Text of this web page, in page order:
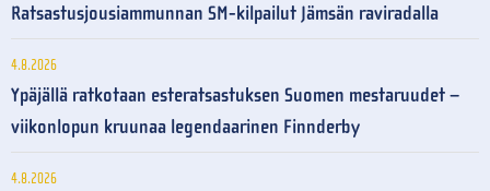
Ratsastusjousiammunnan SM-kilpailut Jämsän raviradalla
4.8.2026
Ypäjällä ratkotaan esteratsastuksen Suomen mestaruudet –
viikonlopun kruunaa legendaarinen Finnderby
4.8.2026